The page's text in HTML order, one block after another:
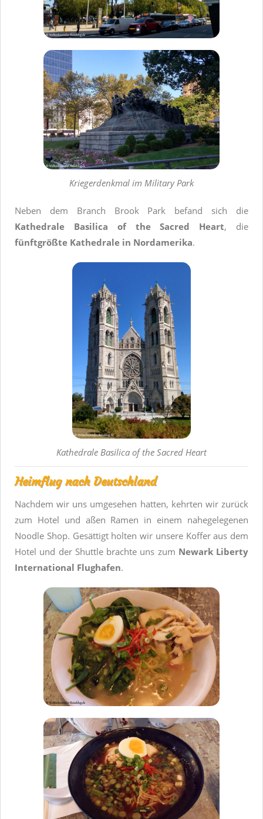
Kriegerdenkmal im Military Park
Neben dem Branch Brook Park befand sich die
Kathedrale Basilica of the Sacred Heart, die
fünftgrößte Kathedrale in Nordamerika.
Kathedrale Basilica of the Sacred Heart
Heimflug nach Deutschland
Nachdem wir uns umgesehen hatten, kehrten wir zurück
zum Hotel und aßen Ramen in einem nahegelegenen
Noodle Shop. Gesättigt holten wir unsere Koffer aus dem
Hotel und der Shuttle brachte uns zum Newark Liberty
International Flughafen.